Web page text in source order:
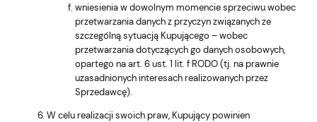
wniesienia w dowolnym momencie sprzeciwu wobec
przetwarzania danych z przyczyn związanych ze
szczególną sytuacją Kupującego – wobec
przetwarzania dotyczących go danych osobowych,
opartego na art. 6 ust. 1 lit. f RODO (tj. na prawnie
uzasadnionych interesach realizowanych przez
Sprzedawcę).
W celu realizacji swoich praw, Kupujący powinien